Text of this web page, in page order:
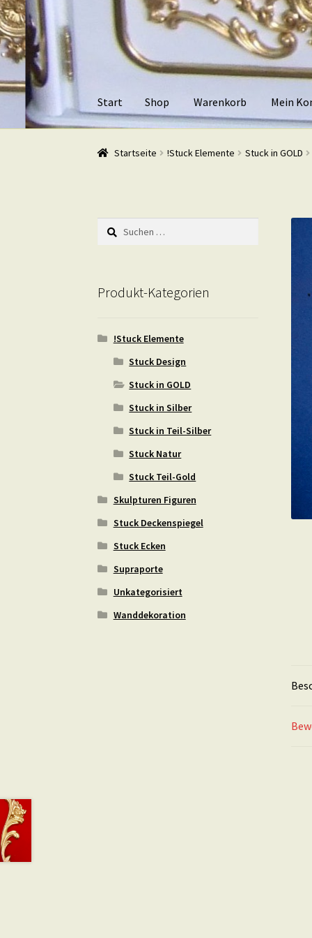
Zur
Navigation
springen
Zum
Inhalt
springen
Start Shop Warenkorb Mein
Start ShopWarenkorb Mein Konto Kasse
Startseite !Stuck Elemente Stuck in GOLD
Suchen
nach:
Produkt-Kategorien
!Stuck Elemente
Stuck Design
Stuck in GOLD
Stuck in Silber
Stuck in Teil-Silber
Stuck Natur
Stuck Teil-Gold
Skulpturen Figuren
Stuck Deckenspiegel
Stuck Ecken
Supraporte
Unkategorisiert
Wanddekoration